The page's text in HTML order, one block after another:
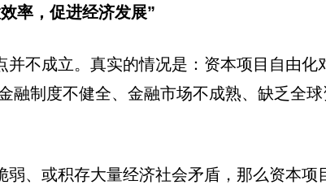
率，促进经济发展”
不成立。真实的情况是：资本项目自由
融制度不健全、金融市场不成熟、缺乏全
、或积存大量经济社会矛盾，那么资本